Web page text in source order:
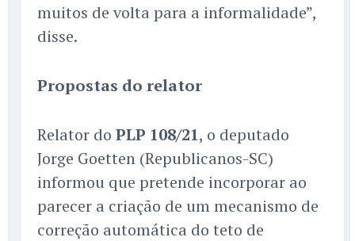
muitos de volta para a informalidade”,
disse.
Propostas do relator
Relator do PLP 108/21, o deputado
Jorge Goetten (Republicanos-SC)
informou que pretende incorporar ao
parecer a criação de um mecanismo de
correção automática do teto de